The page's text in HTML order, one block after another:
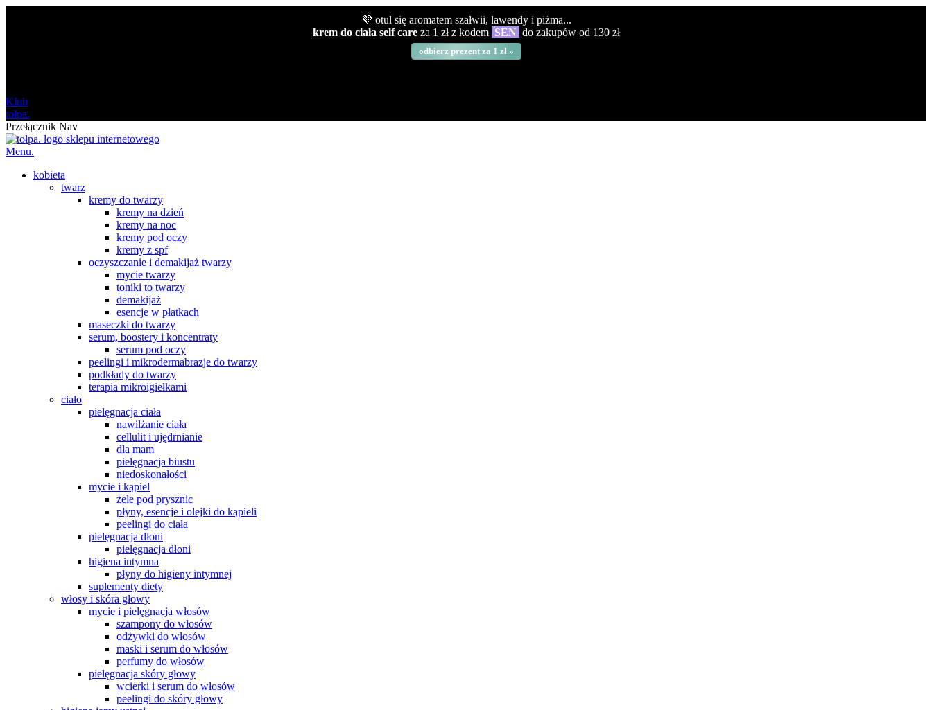
💜 otul się aromatem szałwii, lawendy i piżma...
krem do ciała self careza 1 zł z kodem SEN do zakupów od 130 zł
odbierz prezent za 1 zł »
Klub
tołpa.
Przełącznik Nav
Menu.
kobieta
twarz
kremy do twarzy
kremy na dzień
kremy na noc
kremy pod oczy
kremy z spf
oczyszczanie i demakijaż twarzy
mycie twarzy
toniki to twarzy
demakijaż
esencje w płatkach
maseczki do twarzy
serum, boostery i koncentraty
serum pod oczy
peelingi i mikrodermabrazje do twarzy
podkłady do twarzy
terapia mikroigiełkami
ciało
pielęgnacja ciała
nawilżanie ciała
cellulit i ujędrnianie
dla mam
pielęgnacja biustu
niedoskonałości
mycie i kąpiel
żele pod prysznic
płyny, esencje i olejki do kąpieli
peelingi do ciała
pielęgnacja dłoni
pielęgnacja dłoni
higiena intymna
płyny do higieny intymnej
suplementy diety
włosy i skóra głowy
mycie i pielęgnacja włosów
szampony do włosów
odżywki do włosów
maski i serum do włosów
perfumy do włosów
pielęgnacja skóry głowy
wcierki i serum do włosów
peelingi do skóry głowy